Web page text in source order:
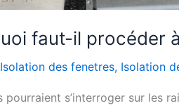
faut-il procéder
Isolation des fenetres, Isolation
pourraient s’interroger sur les